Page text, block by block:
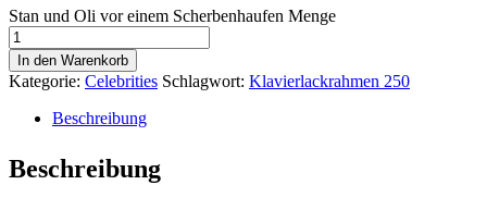
Stan und Oli vor einem Scherbenhaufen Menge
In den Warenkorb
Kategorie: Celebrities Schlagwort: Klavierlackrahmen 250
Beschreibung
Beschreibung